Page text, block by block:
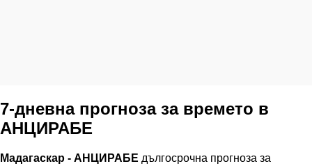
7-дневна прогноза за времето в
АНЦИРАБЕ
Мадагаскар - АНЦИРАБЕ дългосрочна прогноза за